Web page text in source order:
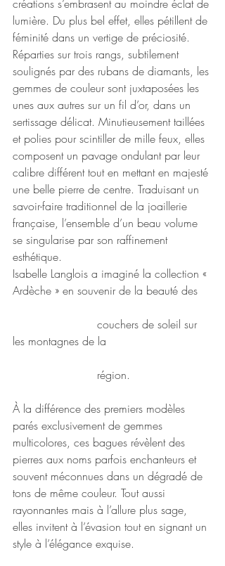
créations s’embrasent au moindre éclat de
lumière. Du plus bel effet, elles pétillent de
féminité dans un vertige de préciosité.
Réparties sur trois rangs, subtilement
soulignés par des rubans de diamants, les
gemmes de couleur sont juxtaposées les
unes aux autres sur un fil d’or, dans un
sertissage délicat. Minutieusement taillées
et polies pour scintiller de mille feux, elles
composent un pavage ondulant par leur
calibre différent tout en mettant en majesté
une belle pierre de centre. Traduisant un
savoir-faire traditionnel de la joaillerie
française, l’ensemble d’un beau volume
se singularise par son raffinement
esthétique.
Isabelle Langlois a imaginé la collection «
			région.
À la différence des premiers modèles
parés exclusivement de gemmes
multicolores, ces bagues révèlent des
pierres aux noms parfois enchanteurs et
souvent méconnues dans un dégradé de
tons de même couleur. Tout aussi
rayonnantes mais à l’allure plus sage,
elles invitent à l’évasion tout en signant un
style à l’élégance exquise.